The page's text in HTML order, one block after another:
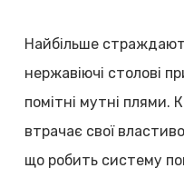
Найбільше
нержавіючі столові
помітні мутні плями.
втрачає свої
що робить систему